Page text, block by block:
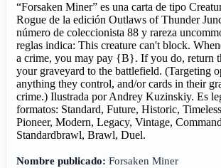
“Forsaken Miner” es una carta de tipo
Rogue de la edición Outlaws of Thunder
número de coleccionista 88 y rareza
reglas indica: This creature can't block.
a crime, you may pay {B}. If you do, return
your graveyard to the battlefield. (Targeting
anything they control, and/or cards in their
crime.) Ilustrada por Andrey Kuzinskiy. Es
formatos: Standard, Future, Historic,
Pioneer, Modern, Legacy, Vintage,
Standardbrawl, Brawl, Duel.
Nombre publicado: Forsaken Miner